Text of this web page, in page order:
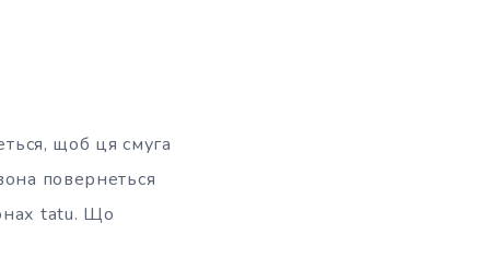
щоб ця смуга
повернеться
tatu. Що